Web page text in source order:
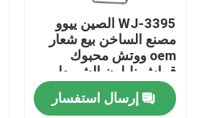
منزل، بيت
WJ-3395 الصين ييوو
مصنع الساخن بيع شعار
oem ووتش محبوك
قماش نايلون الشريط
رواج جنيف الساعات
رجل الترويجية اليد
إرسال استفسار